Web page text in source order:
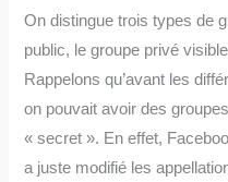
On distingue trois types de
public, le groupe privé
Rappelons qu’avant les
on pouvait avoir des
« secret ». En effet,
a juste modifié les